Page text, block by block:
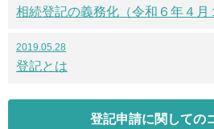
相続登記の義務化（令和６年４月
2019.05.28
登記とは
登記申請に関しての